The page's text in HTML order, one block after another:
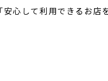
心して利用できるお店